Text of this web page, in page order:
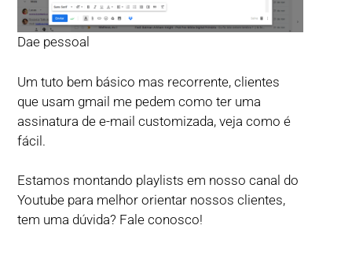
Dae pessoal
Um tuto bem básico mas recorrente, clientes
que usam gmail me pedem como ter uma
assinatura de e-mail customizada, veja como é
fácil.
Estamos montando playlists em nosso canal do
Youtube para melhor orientar nossos clientes,
tem uma dúvida? Fale conosco!